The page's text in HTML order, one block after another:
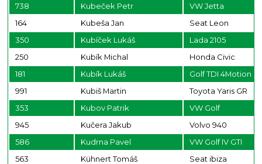
738
Kubeček Petr
VW Jetta
164
Kubeša Jan
Seat Leon
350
Kubíček Lukáš
Lada 2105
250
Kubík Michal
Honda Civic
181
Kubík Lukáš
Golf TDI 4Motion
991
Kubiš Martin
Toyota Yaris GR
353
Kubov Patrik
VW Golf
945
Kučera Jakub
Volvo 940
586
Kudrna Pavel
VW Golf IV GTI
563
Kühnert Tomáš
Seat ibiza